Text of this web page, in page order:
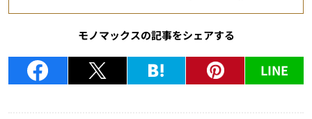
モノマックスの記事をシェアする
LINE